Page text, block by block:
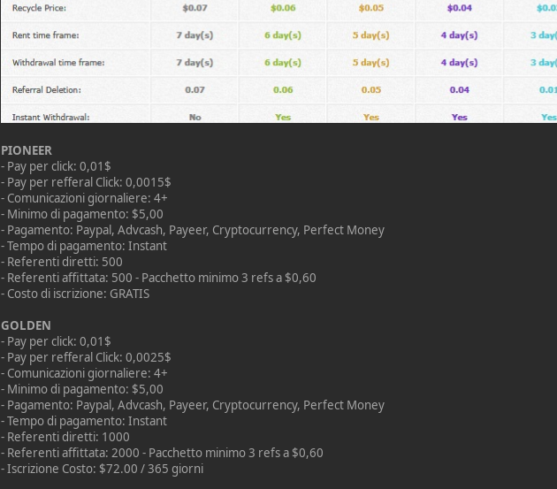
PIONEER
- Pay per click: 0,01$
- Pay per refferal Click: 0,0015$
- Comunicazioni giornaliere: 4+
- Minimo di pagamento: $5,00
- Pagamento: Paypal, Advcash, Payeer, Cryptocurrency, Perfect Money
- Tempo di pagamento: Instant
- Referenti diretti: 500
- Referenti affittata: 500 - Pacchetto minimo 3 refs a $0,60
- Costo di iscrizione: GRATIS
GOLDEN
- Pay per click: 0,01$
- Pay per refferal Click: 0,0025$
- Comunicazioni giornaliere: 4+
- Minimo di pagamento: $5,00
- Pagamento: Paypal, Advcash, Payeer, Cryptocurrency, Perfect Money
- Tempo di pagamento: Instant
- Referenti diretti: 1000
- Referenti affittata: 2000 - Pacchetto minimo 3 refs a $0,60
- Iscrizione Costo: $72.00 / 365 giorni